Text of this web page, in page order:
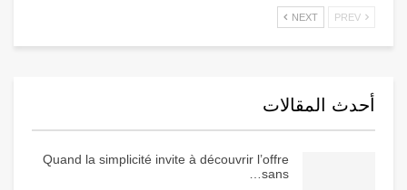
NEXT
أحدث المقالات
Quand la simplicité invite à découvrir l’offre
sans…